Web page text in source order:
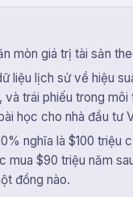
mòn giá trị tài sản
liệu lịch sử về hiệu
và trái phiếu trong
học cho nhà đầu tư
nghĩa là $100 triệu
mua $90 triệu năm
đồng nào.